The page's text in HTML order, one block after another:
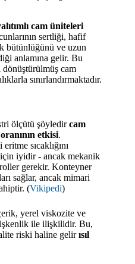
cam üniteleri
sertliği, hafif
bütünlüğünü ve uzun
anlamına gelir. Bu
cam
sınırlandırmaktadır.
ölçütü şöyledircam
etkisi.
sıcaklığını
iyidir - ancak mekanik
gerekir. Konteyner
sağlar, ancak mimari
(Vikipedi)
yerel viskozite ve
ile ilişkilidir. Bu,
riski haline gelirısıl